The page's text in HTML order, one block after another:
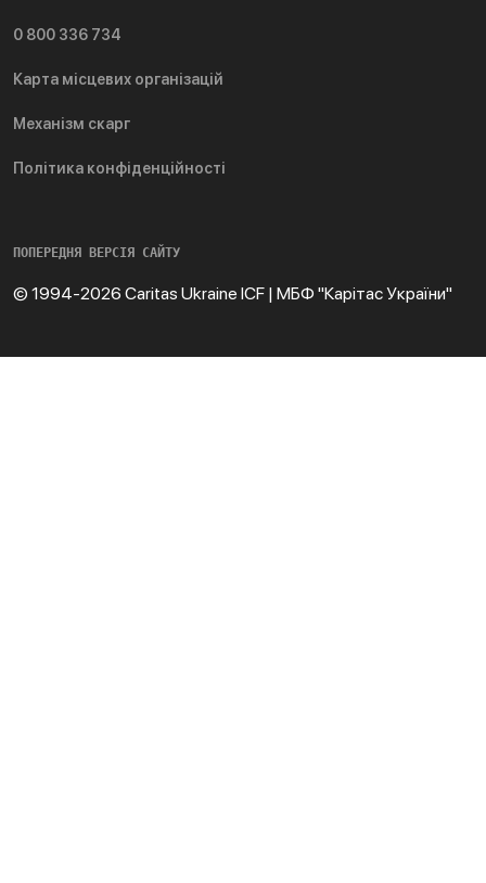
0 800 336 734
Карта місцевих організацій
Механізм скарг
Політика конфіденційності
ПОПЕРЕДНЯ ВЕРСІЯ САЙТУ
© 1994-2026 Caritas Ukraine ICF | МБФ "Карітас України"